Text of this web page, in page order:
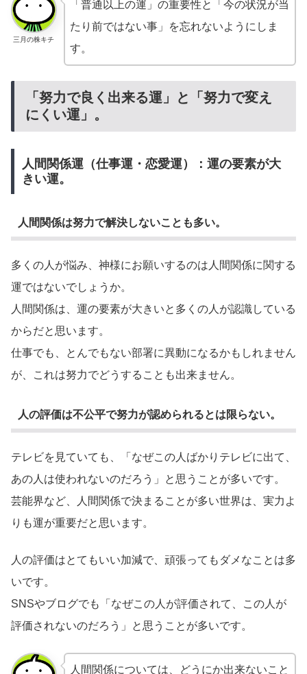
三月の株キチ
「普通以上の運」の重要性と「今の状況が当
たり前ではない事」を忘れないようにしま
す。
「努力で良く出来る運」と「努力で変え
にくい運」。
人間関係運（仕事運・恋愛運）：運の要素が大
きい運。
人間関係は努力で解決しないことも多い。
多くの人が悩み、神様にお願いするのは人間関係に関する
運ではないでしょうか。
人間関係は、運の要素が大きいと多くの人が認識している
からだと思います。
仕事でも、とんでもない部署に異動になるかもしれません
が、これは努力でどうすることも出来ません。
人の評価は不公平で努力が認められるとは限らない。
テレビを見ていても、「なぜこの人ばかりテレビに出て、
あの人は使われないのだろう」と思うことが多いです。
芸能界など、人間関係で決まることが多い世界は、実力よ
りも運が重要だと思います。
人の評価はとてもいい加減で、頑張ってもダメなことは多
いです。
SNSやブログでも「なぜこの人が評価されて、この人が
評価されないのだろう」と思うことが多いです。
人間関係については、どうにか出来ないこと